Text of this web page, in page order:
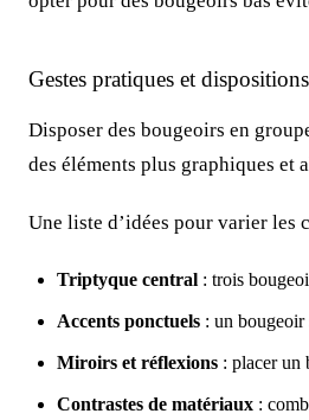
Gestes pratiques et dispositions
Disposer des bougeoirs en
des éléments plus graphiques et
Une liste d’idées pour varier les
Triptyque central : trois
Accents ponctuels : un bougeoir
Miroirs et réflexions : placer un
Contrastes de matériaux :